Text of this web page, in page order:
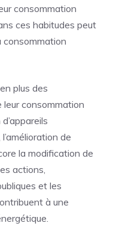
consommation
ces habitudes peut
consommation
plus des
consommation
de
la modification de
actions,
et les
à une